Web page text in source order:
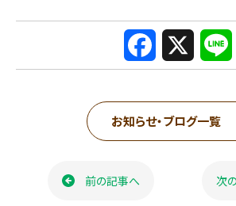
F
c
e
b
L
n
e
お知らせ・ブログ一覧
前の記事へ 次